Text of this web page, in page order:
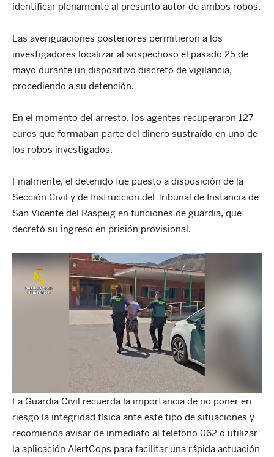
identificar plenamente al presunto autor de ambos robos.
Las averiguaciones posteriores permitieron a los
investigadores localizar al sospechoso el pasado 25 de
mayo durante un dispositivo discreto de vigilancia,
procediendo a su detención.
En el momento del arresto, los agentes recuperaron 127
euros que formaban parte del dinero sustraído en uno de
los robos investigados.
Finalmente, el detenido fue puesto a disposición de la
Sección Civil y de Instrucción del Tribunal de Instancia de
San Vicente del Raspeig en funciones de guardia, que
decretó su ingreso en prisión provisional.
La Guardia Civil recuerda la importancia de no poner en
riesgo la integridad física ante este tipo de situaciones y
recomienda avisar de inmediato al teléfono 062 o utilizar
la aplicación AlertCops para facilitar una rápida actuación